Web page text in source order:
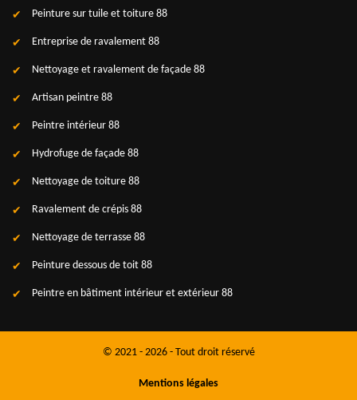
Peinture sur tuile et toiture 88
Entreprise de ravalement 88
Nettoyage et ravalement de façade 88
Artisan peintre 88
Peintre intérieur 88
Hydrofuge de façade 88
Nettoyage de toiture 88
Ravalement de crépis 88
Nettoyage de terrasse 88
Peinture dessous de toit 88
Peintre en bâtiment intérieur et extérieur 88
© 2021 - 2026 - Tout droit réservé
Mentions légales